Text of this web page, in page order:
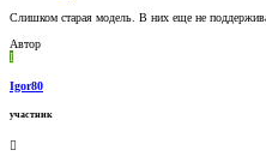
Слишком старая модель. В них еще не
Автор
I
Igor80
участник